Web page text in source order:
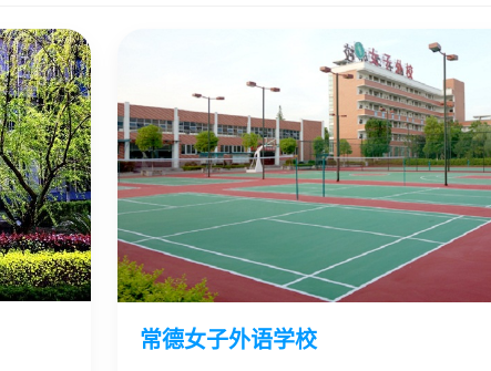
常德女子外语学校